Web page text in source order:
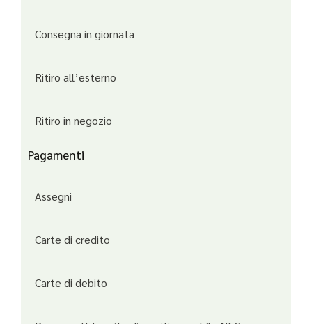
Consegna in giornata
Ritiro all’esterno
Ritiro in negozio
Pagamenti
Assegni
Carte di credito
Carte di debito